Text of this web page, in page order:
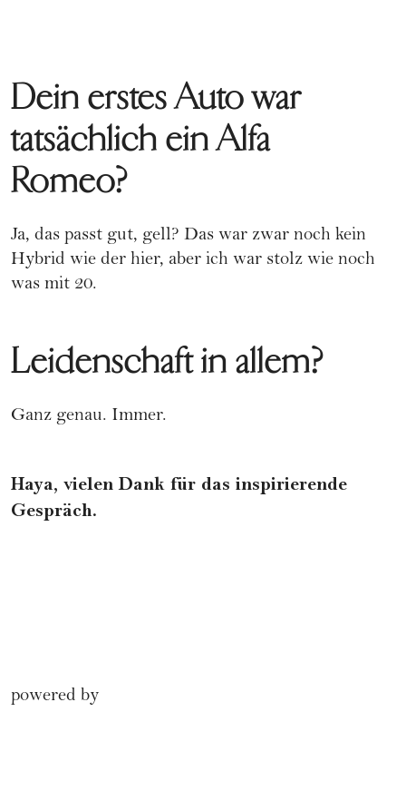
Dein erstes Auto war
tatsächlich ein Alfa
Romeo?
Ja, das passt gut, gell? Das war zwar noch kein
Hybrid wie der hier, aber ich war stolz wie noch
was mit 20.
Leidenschaft in allem?
Ganz genau. Immer.
Haya, vielen Dank für das inspirierende
Gespräch.
powered by